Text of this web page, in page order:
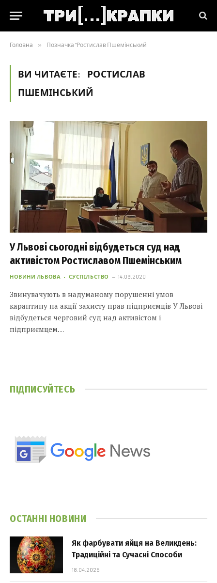
Головна » Позначка "Ростислав Пшемінський"
ВИ ЧИТАЄТЕ:
РОСТИСЛАВ
ПШЕМІНСЬКИЙ
У Львові сьогодні відбудеться суд над
активістом Ростиславом Пшемінським
НОВИНИ ЛЬВОВА СУСПІЛЬСТВО 14.09.2020
Звинувачують в надуманому порушенні умов
карантину на акції захисту прав підприємців У Львові
відбудеться черговий суд над активістом і
підприємцем…
ПІДПИСУЙТЕСЬ
ОСТАННІ НОВИНИ
Як фарбувати яйця на Великдень:
Традиційні та Сучасні Способи
18.04.2025